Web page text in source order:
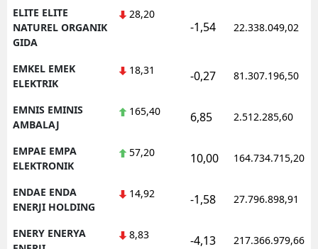
ELITE ELITE
NATUREL ORGANIK
GIDA
28,20
-1,54 22.338.049,02
EMKEL EMEK
ELEKTRIK
18,31 -0,27 81.307.196,50
EMNIS EMINIS
AMBALAJ
165,40 6,85 2.512.285,60
EMPAE EMPA
ELEKTRONIK
57,20 10,00 164.734.715,20
ENDAE ENDA
ENERJI HOLDING
14,92 -1,58 27.796.898,91
ENERY ENERYA
8,83 -4,13 217.366.979,66